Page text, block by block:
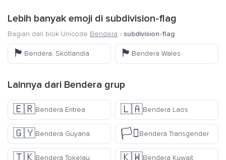
Lebih banyak emoji di subdivision-flag
Bagian dari blok Unicode Bendera › subdivision-flag
🏴󠁧󠁢󠁳󠁣󠁴󠁿 Bendera: Skotlandia 🏴󠁧󠁢󠁷󠁬󠁳󠁿 Bendera Wales
Lainnya dari Bendera grup
🇪🇷Bendera Eritrea 🇱🇦Bendera Laos
🇬🇾Bendera Guyana 🏳️‍⚧️Bendera Transgender
Bendera Tokelau Bendera Kuwait